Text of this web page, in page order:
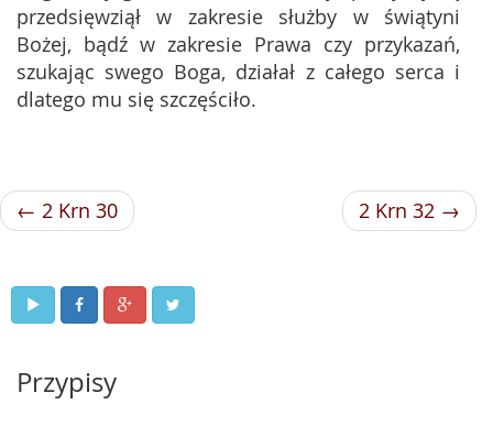
przedsięwziął w zakresie służby w świątyni
Bożej, bądź w zakresie Prawa czy przykazań,
szukając swego Boga, działał z całego serca i
dlatego mu się szczęściło.
← 2 Krn 30 2 Krn 32 →
Przypisy